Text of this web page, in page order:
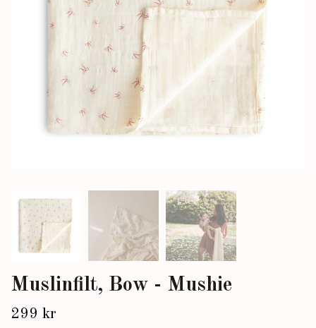
Muslinfilt, Bow - Mushie
299 kr